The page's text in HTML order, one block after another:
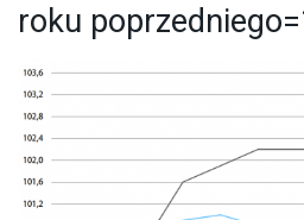
roku